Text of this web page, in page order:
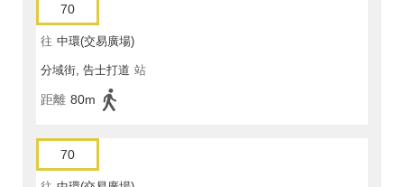
70
往 中環(交易廣場)
分域街, 告士打道 站
距離 80m
70